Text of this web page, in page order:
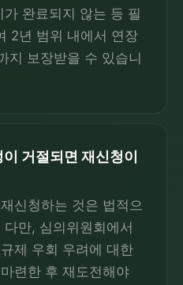
완료되지 않는 등 필
2년 범위 내에서 연장
지 보장받을 수 있습니
거절되면 재신청이
신청하는 것은 법적으
만, 심의위원회에서
제 우회 우려에 대한
련한 후 재도전해야